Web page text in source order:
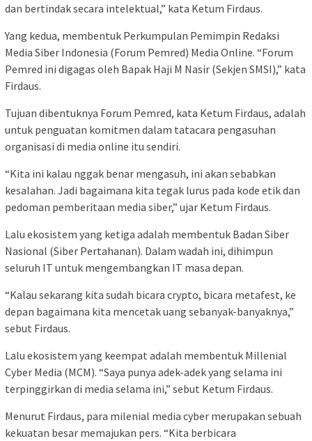
dan bertindak secara intelektual,” kata Ketum Firdaus.
Yang kedua, membentuk Perkumpulan Pemimpin Redaksi
Media Siber Indonesia (Forum Pemred) Media Online. “Forum
Pemred ini digagas oleh Bapak Haji M Nasir (Sekjen SMSI),” kata
Firdaus.
Tujuan dibentuknya Forum Pemred, kata Ketum Firdaus, adalah
untuk penguatan komitmen dalam tatacara pengasuhan
organisasi di media online itu sendiri.
“Kita ini kalau nggak benar mengasuh, ini akan sebabkan
kesalahan. Jadi bagaimana kita tegak lurus pada kode etik dan
pedoman pemberitaan media siber,” ujar Ketum Firdaus.
Lalu ekosistem yang ketiga adalah membentuk Badan Siber
Nasional (Siber Pertahanan). Dalam wadah ini, dihimpun
seluruh IT untuk mengembangkan IT masa depan.
“Kalau sekarang kita sudah bicara crypto, bicara metafest, ke
depan bagaimana kita mencetak uang sebanyak-banyaknya,”
sebut Firdaus.
Lalu ekosistem yang keempat adalah membentuk Millenial
Cyber Media (MCM). “Saya punya adek-adek yang selama ini
terpinggirkan di media selama ini,” sebut Ketum Firdaus.
Menurut Firdaus, para milenial media cyber merupakan sebuah
kekuatan besar memajukan pers. “Kita berbicara